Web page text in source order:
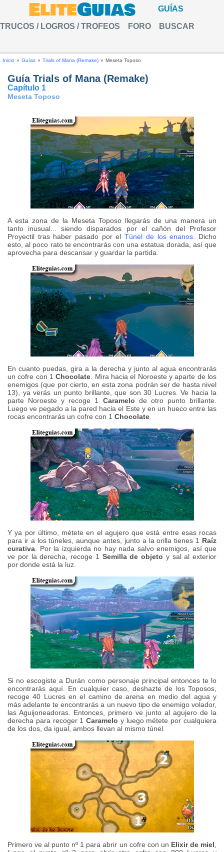
GUÍAS
TRUCOS / LOGROS / TROFEOS FORO BUSCAR
Inicio » Guías » Trials of Mana (Remake) » Meseta Toposo
Guía Trials of Mana (Remake)
Capítulo 1
Meseta Toposo
A esta zona de la Meseta Toposo llegarás de una manera un
tanto inusual... siendo disparados por el cañón del Profesor
Proyectil tras haber pasado por elTúnel de los enanos . Dicho
esto, al poco rato te encontrarás con una estatua dorada, así que
aprovecha para descansar y guardar la partida.
En cuanto puedas, gira a la derecha y junto al agua encontrarás
un cofre con 1Chocolate . Mira hacia el Noroeste y aparte de los
enemigos (que por cierto, en esta zona podrán ser de hasta nivel
13), ya verás un punto brillante, que son 30 Lucres. Ve hacia la
parte Noroeste y recoge 1 Caramelo de otro punto brillante.
Luego ve pegado a la pared hacia el Este y en un hueco entre las
rocas encontrarás un cofre con 1 Chocolate
Y ya por último, métete en el agujero que está entre esas rocas
para ir a los túneles, aunque antes, junto a la orilla tienes 1 Raíz
curativa . Por la izquierda no hay nada salvo enemigos, así que
ve por la derecha, recoge 1 Semilla de objeto y sal al exterior
por donde está la luz.
Si no escogiste a Durán como personaje principal entonces te lo
encontrarás aquí. En cualquier caso, deshazte de los Toposos,
recoge 40 Lucres en el camino de arena en medio del agua y
más adelante te encontrarás a un nuevo tipo de enemigo volador,
las Aguijoneadoras. Entonces, primero ve junto al agujero de la
derecha para recoger 1Caramelo y luego métete por cualquiera
de los dos, da igual, ambos llevan al mismo túnel.
Primero ve al punto nº 1 para abrir un cofre con un Elixir de miel